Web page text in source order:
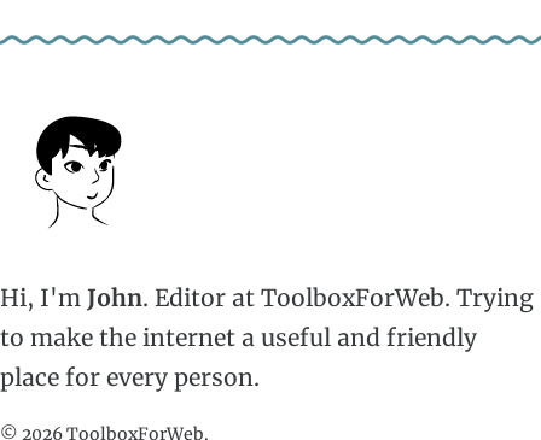
Hi, I'm John. Editor at ToolboxForWeb. Trying
to make the internet a useful and friendly
place for every person.
© 2026 ToolboxForWeb.